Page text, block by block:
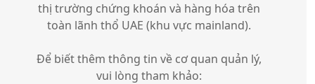
thị trường chứng khoán và hàng hóa trên
toàn lãnh thổ UAE (khu vực mainland).
Để biết thêm thông tin về cơ quan quản lý,
vui lòng tham khảo: